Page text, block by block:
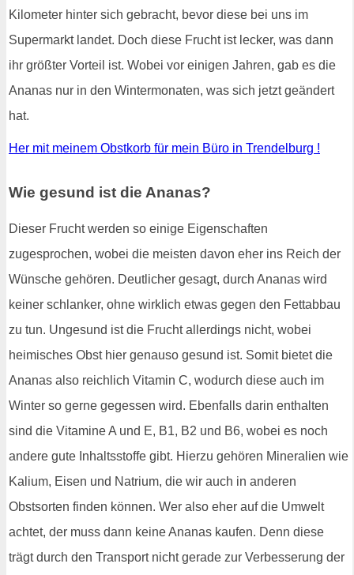
Kilometer hinter sich gebracht, bevor diese bei uns im
Supermarkt landet. Doch diese Frucht ist lecker, was dann
ihr größter Vorteil ist. Wobei vor einigen Jahren, gab es die
Ananas nur in den Wintermonaten, was sich jetzt geändert
hat.
Her mit meinem Obstkorb für mein Büro in Trendelburg !
Wie gesund ist die Ananas?
Dieser Frucht werden so einige Eigenschaften
zugesprochen, wobei die meisten davon eher ins Reich der
Wünsche gehören. Deutlicher gesagt, durch Ananas wird
keiner schlanker, ohne wirklich etwas gegen den Fettabbau
zu tun. Ungesund ist die Frucht allerdings nicht, wobei
heimisches Obst hier genauso gesund ist. Somit bietet die
Ananas also reichlich Vitamin C, wodurch diese auch im
Winter so gerne gegessen wird. Ebenfalls darin enthalten
sind die Vitamine A und E, B1, B2 und B6, wobei es noch
andere gute Inhaltsstoffe gibt. Hierzu gehören Mineralien wie
Kalium, Eisen und Natrium, die wir auch in anderen
Obstsorten finden können. Wer also eher auf die Umwelt
achtet, der muss dann keine Ananas kaufen. Denn diese
trägt durch den Transport nicht gerade zur Verbesserung der